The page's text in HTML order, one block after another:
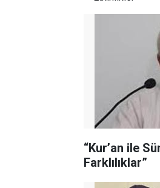
“Kur’an ile
Farklılıklar”